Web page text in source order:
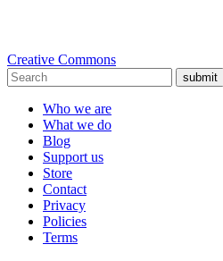
Creative Commons
submit
Who we are
What we do
Blog
Support us
Store
Contact
Privacy
Policies
Terms